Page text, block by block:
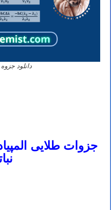
دانلود
جزوات طلایی